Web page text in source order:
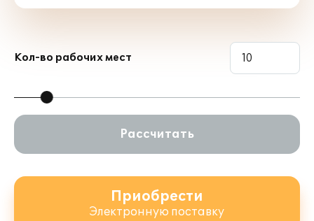
Кол-во рабочих мест
Рассчитать
Приобрести
Электронную поставку